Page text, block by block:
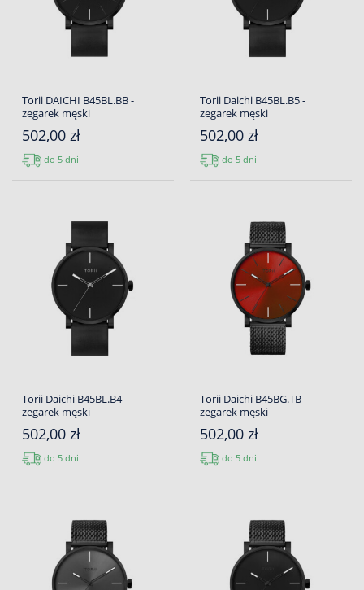
Torii DAICHI B45BL.BB -
zegarek męski
502,00 zł
do 5 dni
Torii Daichi B45BL.B5 -
zegarek męski
502,00 zł
do 5 dni
Torii Daichi B45BL.B4 -
zegarek męski
502,00 zł
do 5 dni
Torii Daichi B45BG.TB -
zegarek męski
502,00 zł
do 5 dni